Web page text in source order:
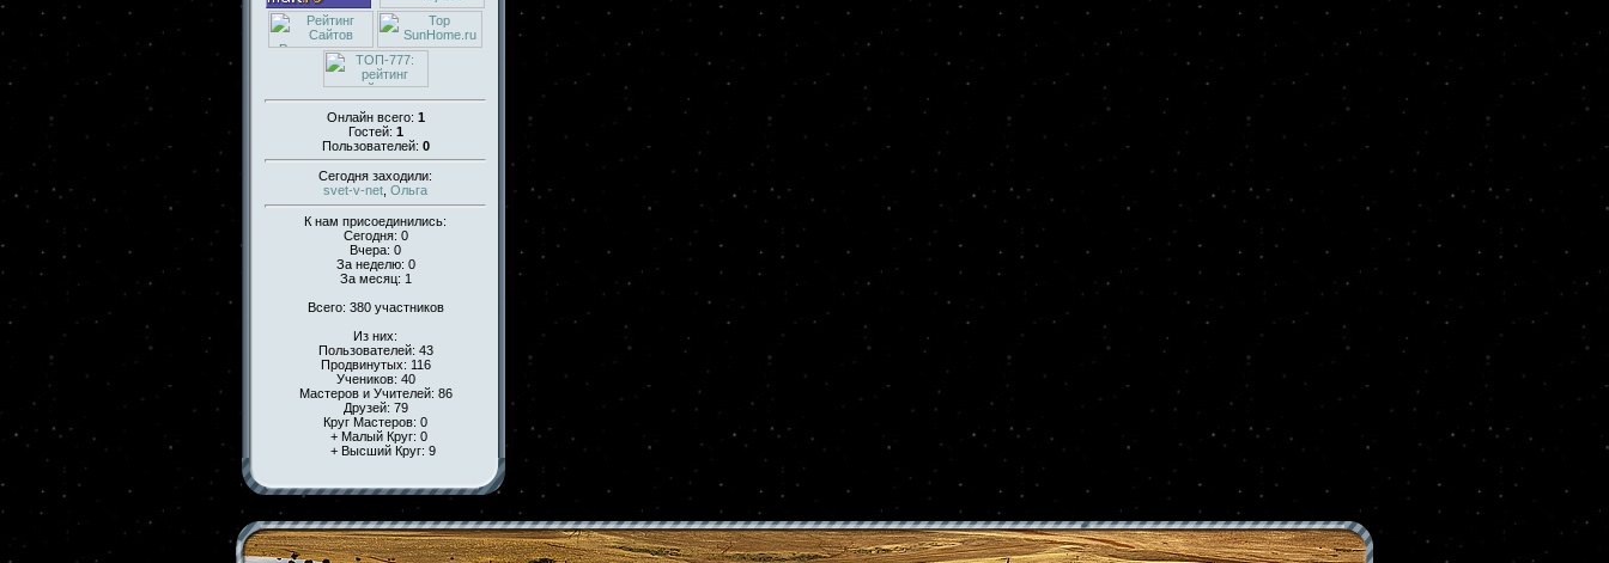
Онлайн всего: 1
Гостей: 1
Пользователей: 0
Сегодня заходили:
svet-v-net Ольга
К нам присоединились:
Сегодня: 0
Вчера: 0
За неделю: 0
За месяц: 1
Всего: 380 участников
Из них:
Пользователей: 43
Продвинутых: 116
Учеников: 40
Мастеров и Учителей: 86
Друзей: 79
Круг Мастеров: 0
+ Малый Круг: 0
+ Высший Круг: 9